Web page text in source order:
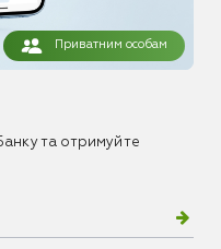
Приватним особам
та отримуйте